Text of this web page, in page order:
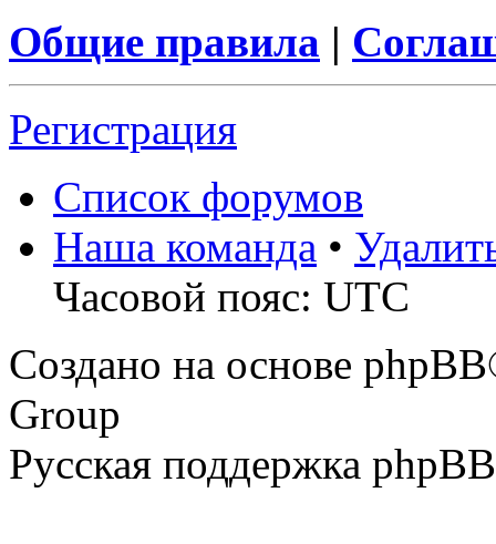
Общие правила |
Регистрация
Список форумов
Наша команда •
Часовой пояс: UTC
Создано на основе
Group
Русская поддержка phpBB